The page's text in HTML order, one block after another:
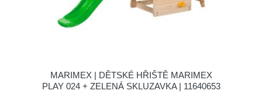
MARIMEX | DĚTSKÉ HŘIŠTĚ MARIMEX
PLAY 024 + ZELENÁ SKLUZAVKA | 11640653